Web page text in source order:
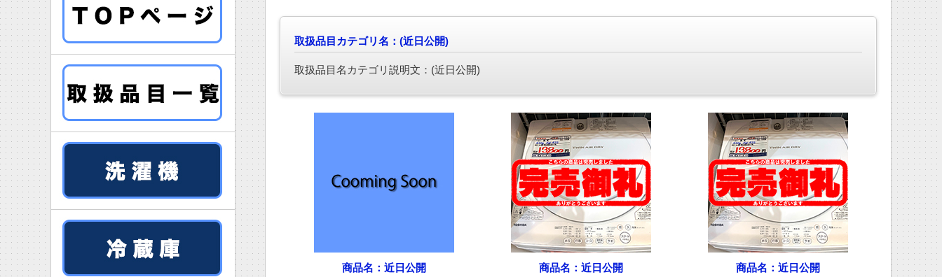
取扱品目カテゴリ名：(近日公開)
取扱品目名カテゴリ説明文：(近日公開)
商品名：近日公開
商品名：近日公開
商品名：近日公開